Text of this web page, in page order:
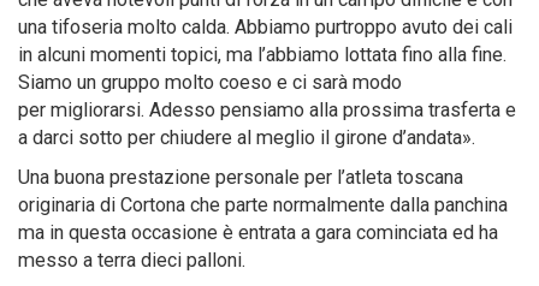
una tifoseria molto calda. Abbiamo purtroppo avuto dei cali
in alcuni momenti topici, ma l’abbiamo lottata fino alla fine.
Siamo un gruppo molto coeso e ci sarà modo
per migliorarsi. Adesso pensiamo alla prossima trasferta e
a darci sotto per chiudere al meglio il girone d’andata».
Una buona prestazione personale per l’atleta toscana
originaria di Cortona che parte normalmente dalla panchina
ma in questa occasione è entrata a gara cominciata ed ha
messo a terra dieci palloni.